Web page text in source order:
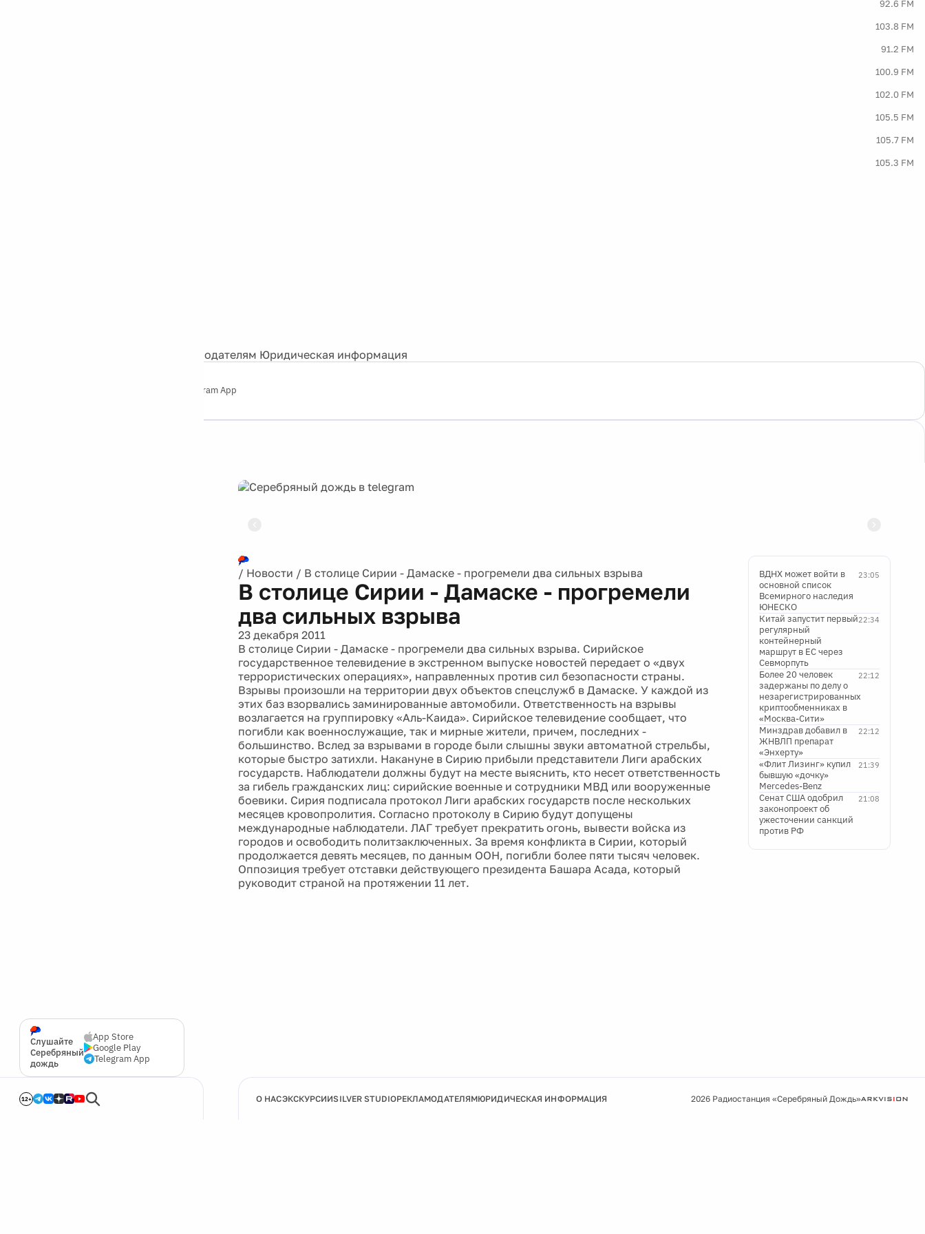
92.6 FM
103.8 FM
91.2 FM
100.9 FM
102.0 FM
105.5 FM
105.7 FM
105.3 FM
Рекламодателям Юридическая информация
Telegram App
Слушайте
Серебряный
дождь
App Store
Google Play
Telegram App
12+
/ Новости / В столице Сирии - Дамаске - прогремели два сильных взрыва
В столице Сирии - Дамаске - прогремели
два сильных взрыва
23 декабря 2011
В столице Сирии - Дамаске - прогремели два сильных взрыва. Сирийское
государственное телевидение в экстренном выпуске новостей передает о «двух
террористических операциях», направленных против сил безопасности страны.
Взрывы произошли на территории двух объектов спецслужб в Дамаске. У каждой из
этих баз взорвались заминированные автомобили. Ответственность на взрывы
возлагается на группировку «Аль-Каида». Сирийское телевидение сообщает, что
погибли как военнослужащие, так и мирные жители, причем, последних -
большинство. Вслед за взрывами в городе были слышны звуки автоматной стрельбы,
которые быстро затихли. Накануне в Сирию прибыли представители Лиги арабских
государств. Наблюдатели должны будут на месте выяснить, кто несет ответственность
за гибель гражданских лиц: сирийские военные и сотрудники МВД или вооруженные
боевики. Сирия подписала протокол Лиги арабских государств после нескольких
месяцев кровопролития. Согласно протоколу в Сирию будут допущены
международные наблюдатели. ЛАГ требует прекратить огонь, вывести войска из
городов и освободить политзаключенных. За время конфликта в Сирии, который
продолжается девять месяцев, по данным ООН, погибли более пяти тысяч человек.
Оппозиция требует отставки действующего президента Башара Асада, который
руководит страной на протяжении 11 лет.
23:05
ВДНХ может войти в
основной список
Всемирного наследия
ЮНЕСКО
22:34
Китай запустит первый
регулярный
контейнерный
маршрут в ЕС через
Севморпуть
22:12
Более 20 человек
задержаны по делу о
незарегистрированных
криптообменниках в
«Москва-Сити»
22:12
Минздрав добавил в
ЖНВЛП препарат
«Энхерту»
21:39
«Флит Лизинг» купил
бывшую «дочку»
Mercedes-Benz
21:08
Сенат США одобрил
законопроект об
ужесточении санкций
против РФ
О НАСЭКСКУРСИИSILVER STUDIOРЕКЛАМОДАТЕЛЯМЮРИДИЧЕСКАЯ ИНФОРМАЦИЯ 2026 Радиостанция «Серебряный Дождь»